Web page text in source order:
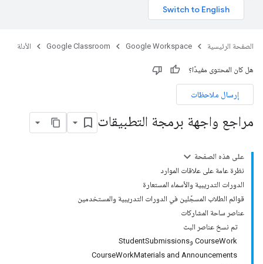
الصفحة الرئيسية Google Workspace
Google Classroom الأدلة
هل كان المحتوى مفيدًا؟
إرسال ملاحظات
مراجع واجهة برمجة التطبيقات
على هذه الصفحة
نظرة عامة على علاقات الموارد
الدورات التدريبية والأسماء المستعارة
قوائم الطلاب المسجّلين في الدورات التدريبية والمستخدمين
عناصر ساحة المشاركات
تم نسخ عناصر البث
CourseWork وStudentSubmissions
CourseWorkMaterials and Announcements